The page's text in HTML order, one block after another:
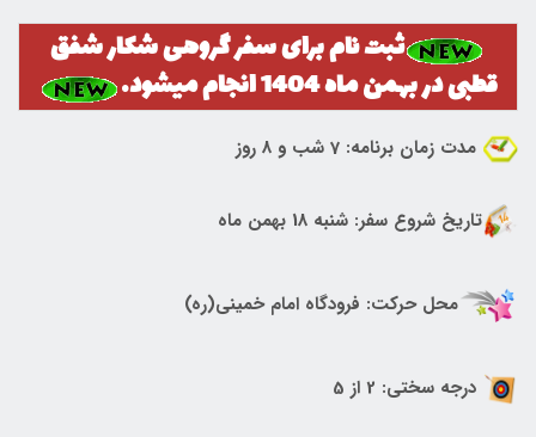
ثبت نام برای سفر گروهی شکار شفق
قطبی در بهمن ماه 1404 انجام میشود.
مدت زمان برنامه: 7 شب و 8 روز
تاریخ شروع سفر: شنبه 18 بهمن ماه
محل حرکت: فرودگاه امام خمینی(ره)
درجه سختی: 2 از 5